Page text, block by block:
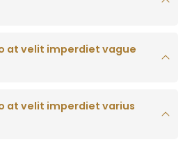
at velit imperdiet vague
at velit imperdiet varius